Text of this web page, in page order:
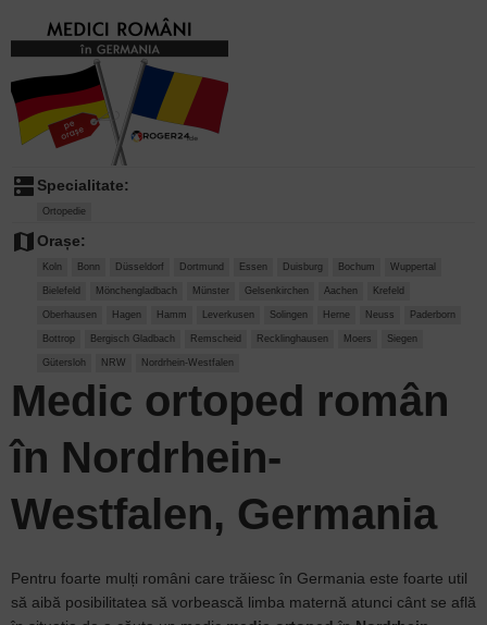
dns Specialitate:
Ortopedie
map Orașe:
Koln Bonn Düsseldorf Dortmund Essen Duisburg Bochum Wuppertal
Bielefeld Mönchengladbach Münster Gelsenkirchen Aachen Krefeld
Oberhausen Hagen Hamm Leverkusen Solingen Herne Neuss Paderborn
Bottrop Bergisch Gladbach Remscheid Recklinghausen Moers Siegen
Gütersloh NRW Nordrhein-Westfalen
Medic ortoped român
în Nordrhein-
Westfalen, Germania
Pentru foarte mulți români care trăiesc în Germania este foarte util
să aibă posibilitatea să vorbească limba maternă atunci cânt se află